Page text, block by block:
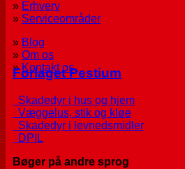
» Erhverv
» Serviceområder
» Blog
» Om os
» Kontakt os
Forlaget Pestium
Skadedyr i hus og hjem
Væggelus, stik og kløe
Skadedyr i levnedsmidler
DPIL
Bøger på andre sprog